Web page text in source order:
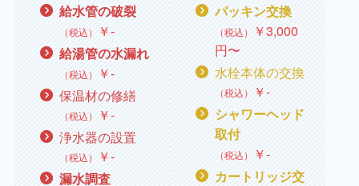
給水管の破裂
（税込） ￥‐
給湯管の水漏れ
（税込） ￥‐
保温材の修繕
（税込） ￥‐
浄水器の設置
（税込） ￥‐
漏水調査
パッキン交換
（税込） ￥3,000
円〜
水栓本体の交換
（税込） ￥‐
シャワーヘッド
取付
（税込） ￥‐
カートリッジ交